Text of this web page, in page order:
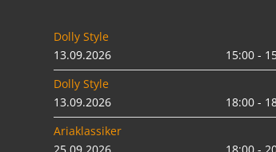
Dolly Style
13.09.2026
15:00 -
Dolly Style
13.09.2026
18:00 -
Ariaklassiker
25.09.2026
18:00 -